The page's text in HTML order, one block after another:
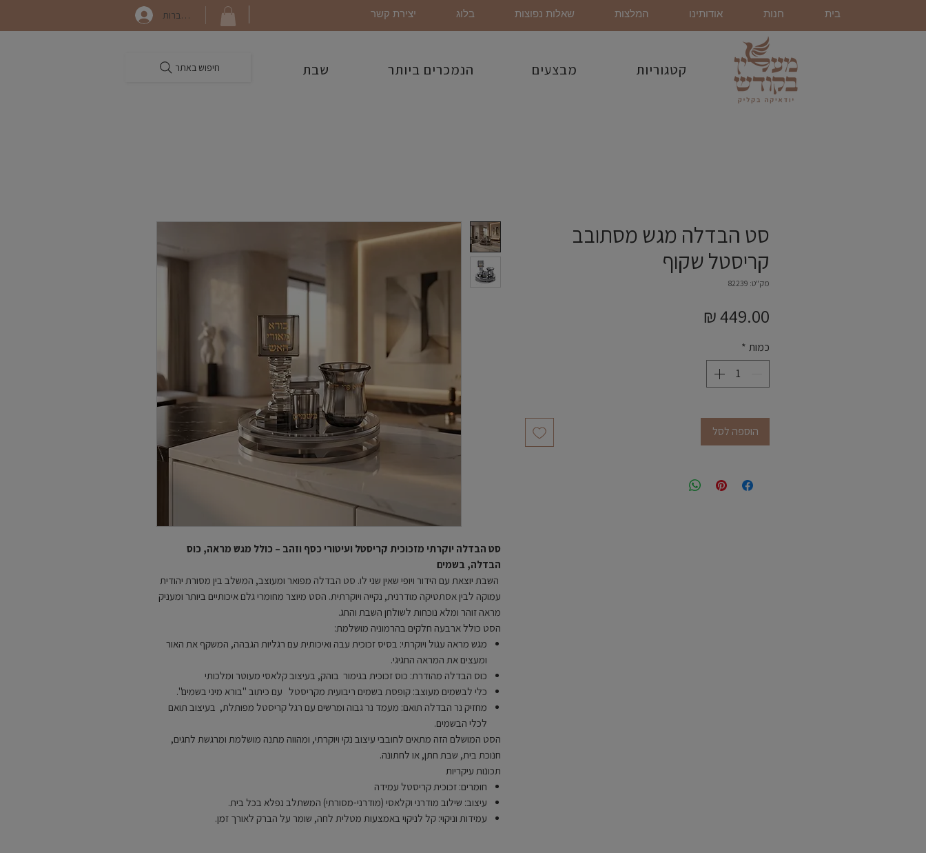
התחברות בית חנות אודותינו המלצות שאלות נפוצות בלוג יצירת קשר
חיפוש באתר קטגוריות מבצעים הנמכרים ביותר שבת
סט הבדלה יוקרתי מזכוכית קריסטל ועיטורי כסף וזהב – כולל מגש מראה, כוס
הבדלה, בשמים
השבת יוצאת עם הידור ויופי שאין שני לו. סט הבדלה מפואר ומעוצב, המשלב בין מסורת יהודית
עמוקה לבין אסתטיקה מודרנית, נקייה ויוקרתית. הסט מיוצר מחומרי גלם איכותיים ביותר ומעניק
מראה זוהר ומלא נוכחות לשולחן השבת והחג.
הסט כולל ארבעה חלקים בהרמוניה מושלמת:
מגש מראה עגול ויוקרתי: בסיס זכוכית עבה ואיכותית עם רגליות הגבהה, המשקף את האור
ומעצים את המראה החגיגי.
כוס הבדלה מהודרת: כוס זכוכית בגימור בוהק, בעיצוב קלאסי מעוטר ומלכותי
כלי לבשמים מעוצב: קופסת בשמים ריבועית מקריסטל עם כיתוב "בורא מיני בשמים".
מחזיק נר הבדלה תואם: מעמד נר גבוה ומרשים עם רגל קריסטל מפותלת, בעיצוב תואם
לכלי הבשמים.
הסט המושלם הזה מתאים לחובבי עיצוב נקי ויוקרתי, ומהווה מתנה מושלמת ומרגשת לחגים,
חנוכת בית, שבת חתן, או לחתונה.
תכונות עיקריות
חומרים: זכוכית קריסטל עמידה
עיצוב: שילוב מודרני וקלאסי (מודרני-מסורתי) המשתלב נפלא בכל בית.
עמידות וניקוי: קל לניקוי באמצעות מטלית לחה, שומר על הברק לאורך זמן.
סט הבדלה מגש מסתובב
קריסטל שקוף
מק"ט: 82239
כמות *
הוספה לסל